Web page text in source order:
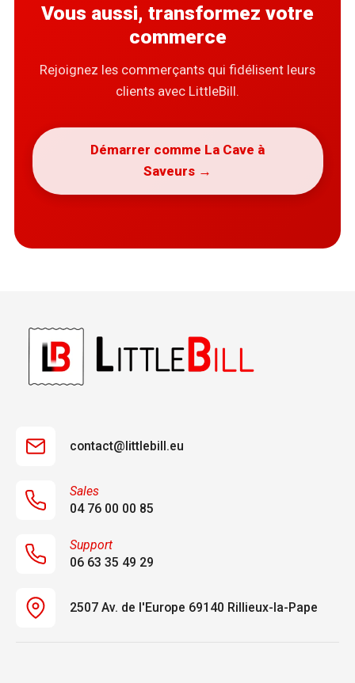
Vous aussi, transformez votre
commerce
Rejoignez les commerçants qui fidélisent leurs
clients avec LittleBill.
Démarrer comme La Cave à
Saveurs →
contact@littlebill.eu
Sales
04 76 00 00 85
Support
06 63 35 49 29
2507 Av. de l'Europe 69140 Rillieux-la-Pape